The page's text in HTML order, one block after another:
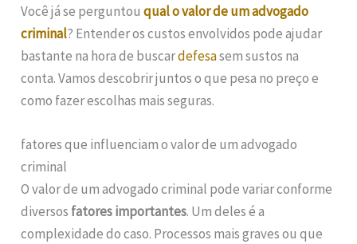
Você já se perguntouqual o valor de um advogado
criminal? Entender os custos envolvidos pode ajudar
bastante na hora de buscardefesasem sustos na
conta. Vamos descobrir juntos o que pesa no preço e
como fazer escolhas mais seguras.
fatores que influenciam o valor de um advogado
criminal
O valor de um advogado criminal pode variar conforme
diversos fatores importantes. Um deles é a
complexidade do caso. Processos mais graves ou que